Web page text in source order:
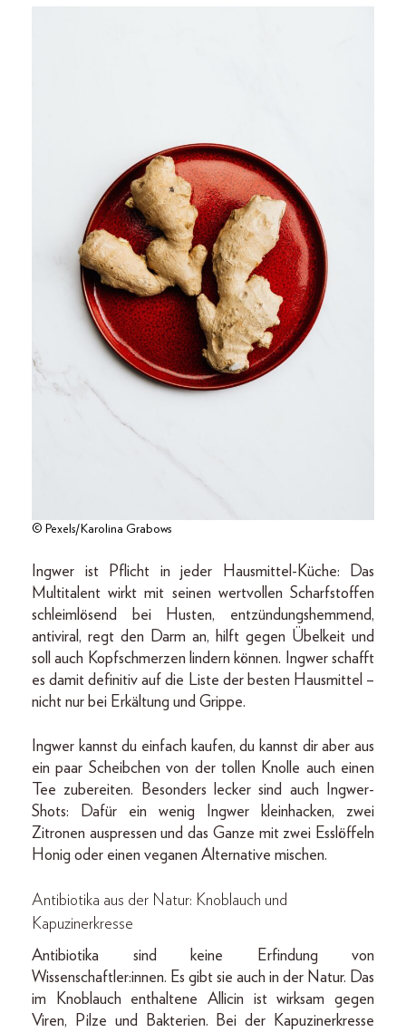
© Pexels/Karolina Grabows
Ingwer ist Pflicht in jeder Hausmittel-Küche: Das
Multitalent wirkt mit seinen wertvollen Scharfstoffen
schleimlösend bei Husten, entzündungshemmend,
antiviral, regt den Darm an, hilft gegen Übelkeit und
soll auch Kopfschmerzen lindern können. Ingwer schafft
es damit definitiv auf die Liste der besten Hausmittel –
nicht nur bei Erkältung und Grippe.
Ingwer kannst du einfach kaufen, du kannst dir aber aus
ein paar Scheibchen von der tollen Knolle auch einen
Tee zubereiten. Besonders lecker sind auch Ingwer-
Shots: Dafür ein wenig Ingwer kleinhacken, zwei
Zitronen auspressen und das Ganze mit zwei Esslöffeln
Honig oder einen veganen Alternative mischen.
Antibiotika aus der Natur: Knoblauch und
Kapuzinerkresse
Antibiotika sind keine Erfindung von
Wissenschaftler:innen. Es gibt sie auch in der Natur. Das
im Knoblauch enthaltene Allicin ist wirksam gegen
Viren, Pilze und Bakterien. Bei der Kapuzinerkresse